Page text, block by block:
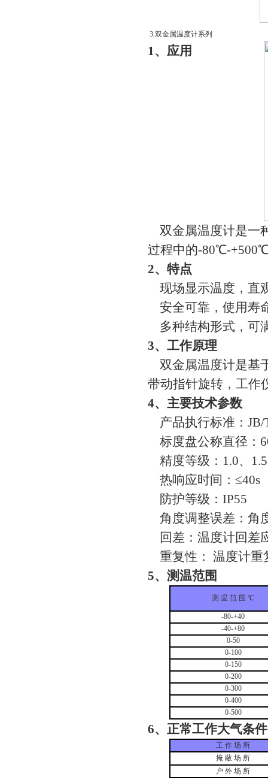
3.双金属温度计系列
1、应用
双金属温度计是一
过程中的-80℃-
2、特点
现场显示温度，直
安全可靠，使用寿
多种结构形式，可
3、工作原理
双金属温度计是基
带动指针旋转，工作
4、主要技术参数
产品执行标准：JB/
标度盘公称直径：
精度等级：1.0、1.5
热响应时间：≤40s
防护等级：IP55
角度调整误差：角
回差：温度计回差
重复性： 温度计重
5、测温范围
测 温 范 围 ℃
-80-+40
-40-+80
0-50
0-100
0-150
0-200
0-300
0-400
0-500
6、正常工作大气条件
工 作 场 所
掩 蔽 场 所
户 外 场 所